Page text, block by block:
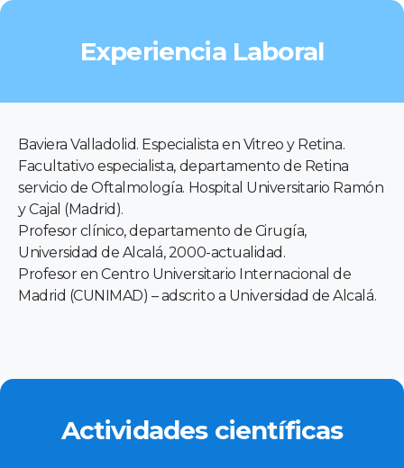
Experiencia Laboral
Baviera Valladolid. Especialista en Vitreo y Retina.
Facultativo especialista, departamento de Retina
servicio de Oftalmología. Hospital Universitario Ramón
y Cajal (Madrid).
Profesor clínico, departamento de Cirugía,
Universidad de Alcalá, 2000-actualidad.
Profesor en Centro Universitario Internacional de
Madrid (CUNIMAD) – adscrito a Universidad de Alcalá.
Actividades científicas